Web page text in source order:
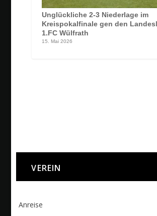
Unglückliche 2-3 Niederlage im
Kreispokalfinale gen den
1.FC Wülfrath
15. Mai 2026
VEREIN
Anreise